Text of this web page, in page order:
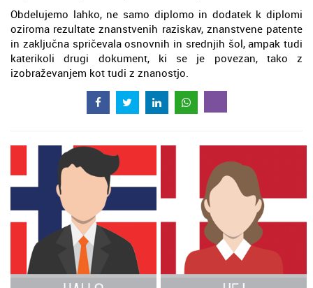
Obdelujemo lahko, ne samo diplomo in dodatek k diplomi
oziroma rezultate znanstvenih raziskav, znanstvene patente
in zaključna spričevala osnovnih in srednjih šol, ampak tudi
katerikoli drugi dokument, ki se je povezan, tako z
izobraževanjem kot tudi z znanostjo.